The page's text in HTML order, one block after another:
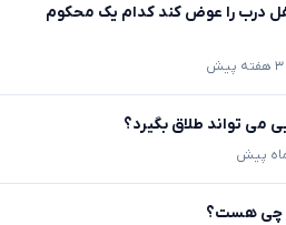
قفل درب را عوض کند کدام یک محکوم
۳ هفته پیش
می تواند طلاق بگیرد؟
چی هست؟